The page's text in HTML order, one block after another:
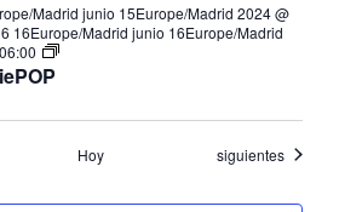
Madrid junio 15Europe/Madrid 2024 @
16Europe/Madrid junio 16Europe/Madrid
Hoy Eventos
siguientes